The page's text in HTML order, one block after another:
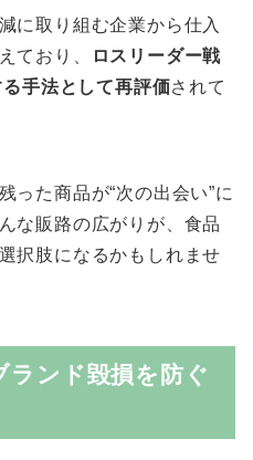
に取り組む企業から仕入
ており、
ロスリーダー戦
手法として再評価されて
った商品が“次の出会い”に
な販路の広がりが、食品
択肢になるかもしれませ
ランド毀損を防ぐ